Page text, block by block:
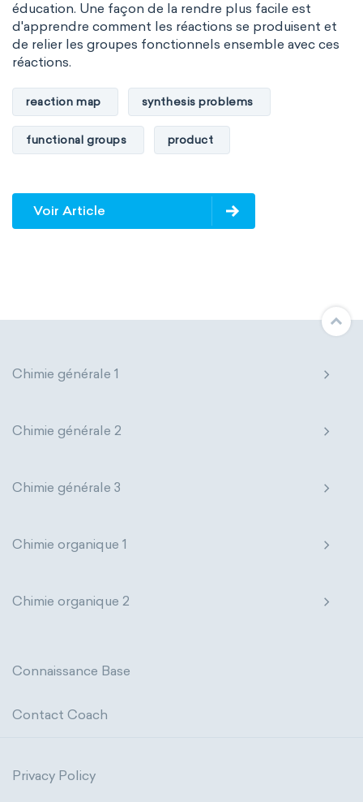
éducation. Une façon de la rendre plus facile est
d'apprendre comment les réactions se produisent et
de relier les groupes fonctionnels ensemble avec ces
réactions.
reaction map synthesis problems
functional groups product
Voir Article
Chimie générale 1
Chimie générale 2
Chimie générale 3
Chimie organique 1
Chimie organique 2
Connaissance Base
Contact Coach
Privacy Policy